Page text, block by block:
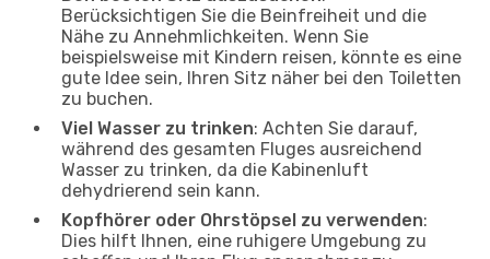
Berücksichtigen Sie die Beinfreiheit und die
Nähe zu Annehmlichkeiten. Wenn Sie
beispielsweise mit Kindern reisen, könnte es eine
gute Idee sein, Ihren Sitz näher bei den Toiletten
zu buchen.
Viel Wasser zu trinken: Achten Sie darauf,
während des gesamten Fluges ausreichend
Wasser zu trinken, da die Kabinenluft
dehydrierend sein kann.
Kopfhörer oder Ohrstöpsel zu verwenden:
Dies hilft Ihnen, eine ruhigere Umgebung zu